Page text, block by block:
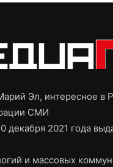
Эл, интересное в
СМИ
2021 года
и массовых